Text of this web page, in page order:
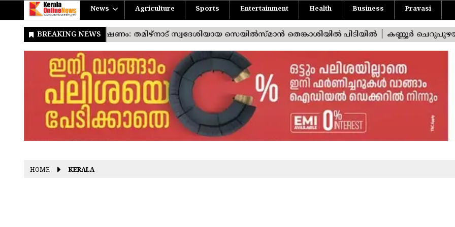
News Agriculture Sports Entertainment Health Business Pravasi
HOME KERALA